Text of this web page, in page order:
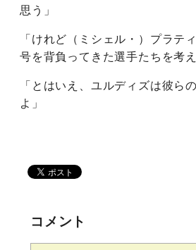
思う」
「けれど（ミシェル・）プラテ
号を背負ってきた選手たちを考
「とはいえ、ユルディズは彼ら
よ」
コメント